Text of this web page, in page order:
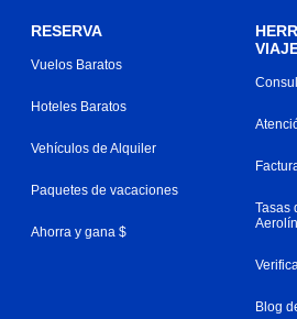
RESERVA
Vuelos Baratos
Hoteles Baratos
Vehículos de Alquiler
Paquetes de vacaciones
Ahorra y gana $
Tasas
Blog